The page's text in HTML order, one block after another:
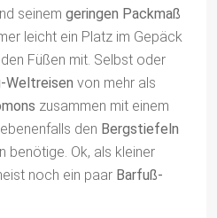
seinem geringen Packmaß
leicht ein Platz im Gepäck
Füßen mit. Selbst oder
Weltreisen von mehr als
zusammen mit einem
den Bergstiefeln
benötige. Ok, als kleiner
noch ein paar Barfuß-